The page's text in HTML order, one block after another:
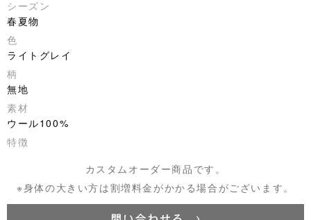
シーズン
春夏物
色
ライトグレイ
柄
無地
素材
ウール100%
特徴
カスタムオーダー商品です。
※身体の大きい方は割増料金がかかる場合がございます。